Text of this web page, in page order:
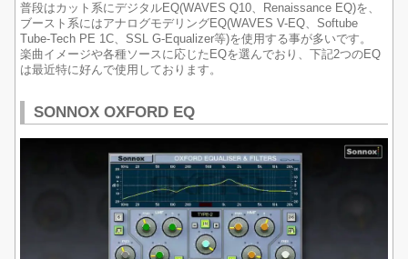
普段はカット系にデジタルEQ(WAVES Q10、Renaissance EQ)を、
ブースト系にはアナログモデリングEQ(WAVES V-EQ、Softube
Tube-Tech PE 1C、SSL G-Equalizer等)を使用する事が多いです。
楽曲イメージや各種ソースに応じたEQを選んでおり、下記2つのEQ
は最近特に好んで使用しております。
SONNOX OXFORD EQ